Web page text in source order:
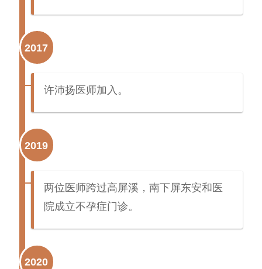
2017
许沛扬医师加入。
2019
两位医师跨过高屏溪，南下屏东安和医
院成立不孕症门诊。
2020